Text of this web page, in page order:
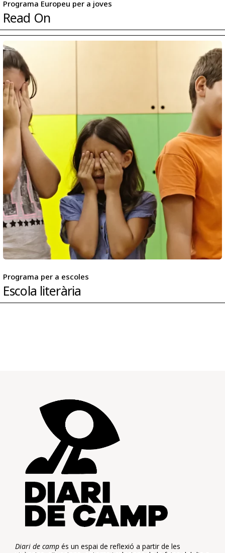
Programa Europeu per a joves
Read On
Programa per a escoles
Escola literària
Diari de camp és un espai de reflexió a partir de les